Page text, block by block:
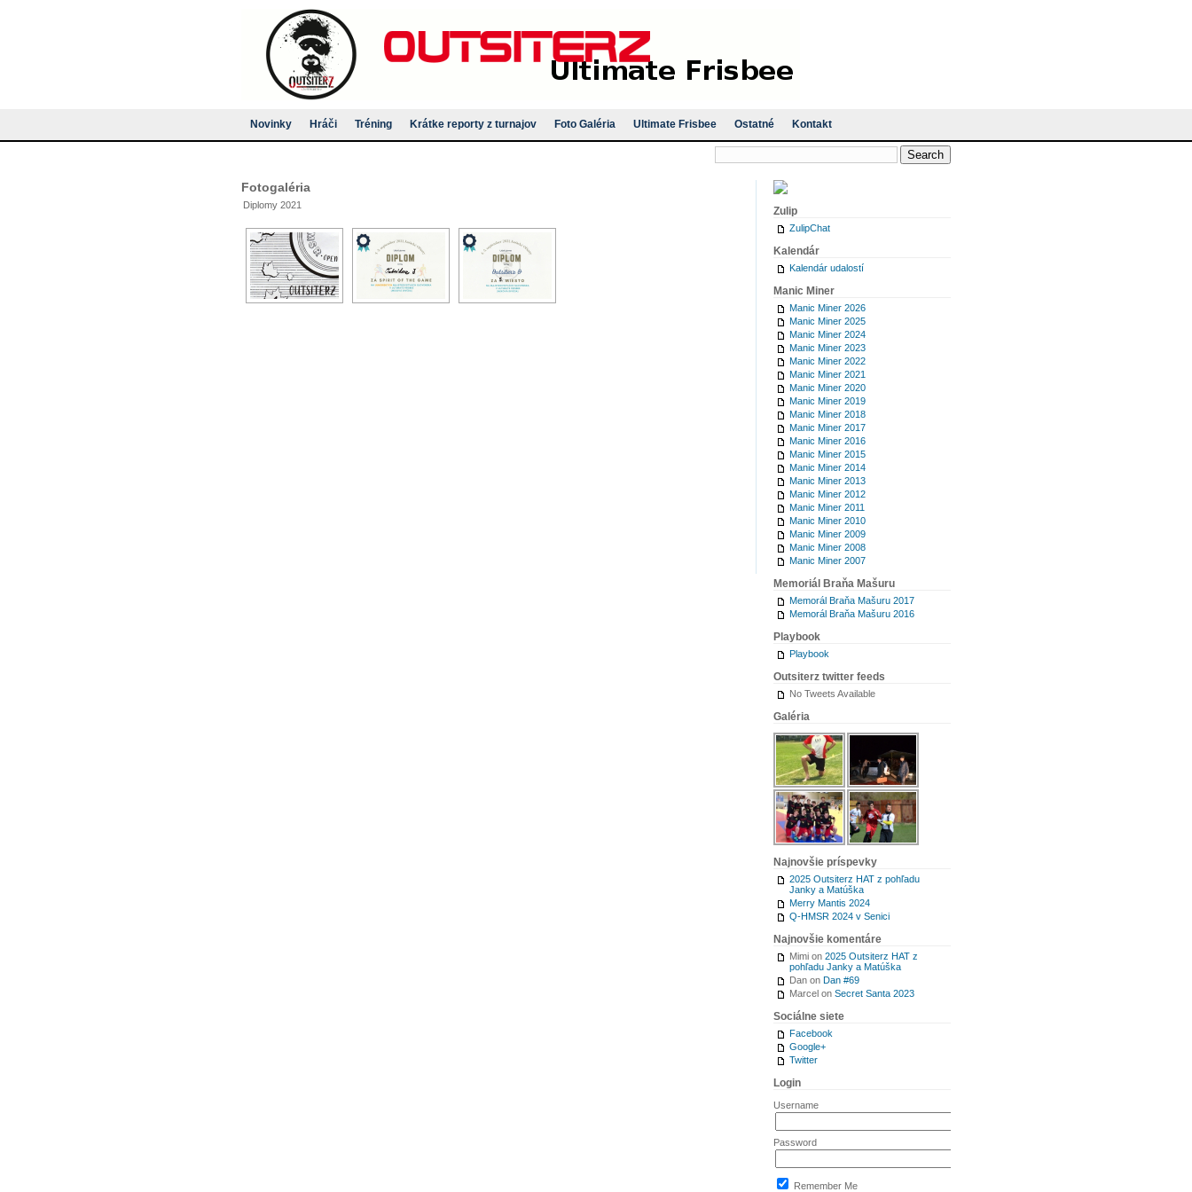
Novinky Hráči Tréning Krátke reporty z turnajov Foto Galéria Ultimate Frisbee Ostatné Kontakt
Fotogaléria
Diplomy 2021
Zulip
ZulipChat
Kalendár
Kalendár udalostí
Manic Miner
Manic Miner 2026
Manic Miner 2025
Manic Miner 2024
Manic Miner 2023
Manic Miner 2022
Manic Miner 2021
Manic Miner 2020
Manic Miner 2019
Manic Miner 2018
Manic Miner 2017
Manic Miner 2016
Manic Miner 2015
Manic Miner 2014
Manic Miner 2013
Manic Miner 2012
Manic Miner 2011
Manic Miner 2010
Manic Miner 2009
Manic Miner 2008
Manic Miner 2007
Memoriál Braňa Mašuru
Memorál Braňa Mašuru 2017
Memorál Braňa Mašuru 2016
Playbook
Playbook
Outsiterz twitter feeds
No Tweets Available
Galéria
Najnovšie príspevky
2025 Outsiterz HAT z pohľadu
Janky a Matúška
Merry Mantis 2024
Q-HMSR 2024 v Senici
Najnovšie komentáre
Mimi on 2025 Outsiterz HAT z
pohľadu Janky a Matúška
Dan on Dan #69
Marcel on Secret Santa 2023
Sociálne siete
Facebook
Google+
Twitter
Login
Username
Password
Remember Me